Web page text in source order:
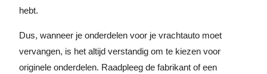
hebt.
Dus, wanneer je onderdelen voor je vrachtauto moet
vervangen, is het altijd verstandig om te kiezen voor
originele onderdelen. Raadpleeg de fabrikant of een